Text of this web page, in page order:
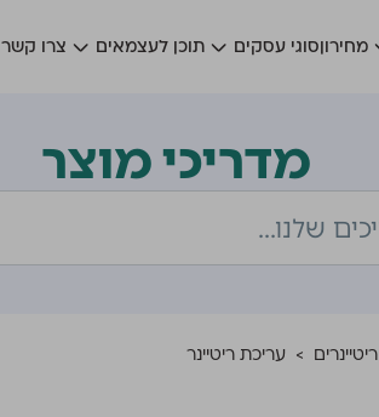
מחירוןסוגי עסקים תוכן לעצמאים צרו קשר
מדריכי מוצר
ריטיינרים > עריכת ריטיינר